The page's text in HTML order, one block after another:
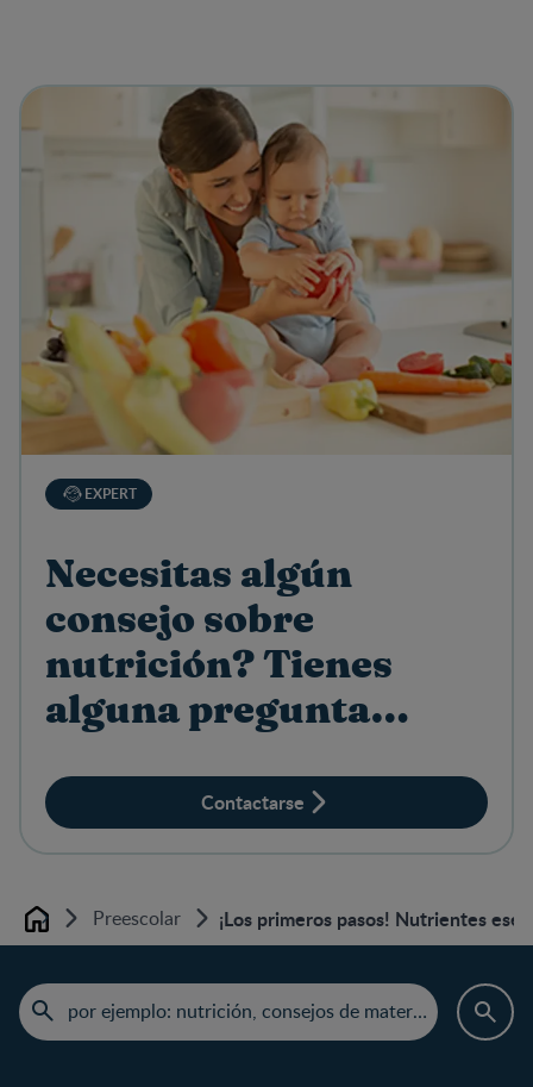
View details
EXPERT
Necesitas algún
consejo sobre
nutrición? Tienes
alguna pregunta
Contactarse
Home Preescolar ¡Los primeros pasos! Nutrientes